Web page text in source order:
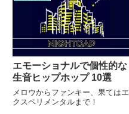
エモーショナルで個性的な
生音ヒップホップ 10選
メロウからファンキー、果てはエ
クスペリメンタルまで！